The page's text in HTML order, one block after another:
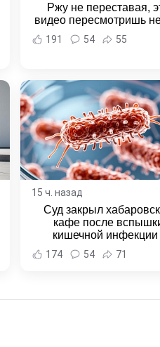
Ржу не переставая,
видео пересмотришь
191 54 55
15 ч. назад
Суд закрыл
кафе после
кишечной инфекции
Новости Хабаровска
Хабаровского края
174 54 71